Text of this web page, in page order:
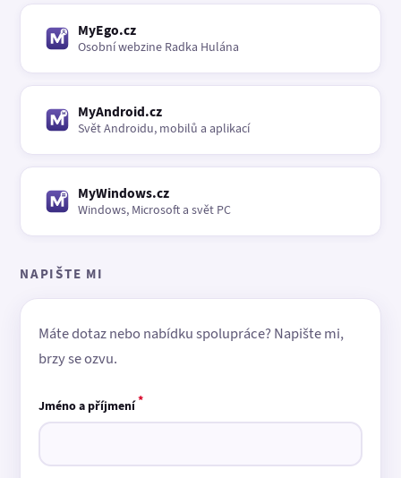
MyEgo.cz
Osobní webzine Radka Hulána
MyAndroid.cz
Svět Androidu, mobilů a aplikací
MyWindows.cz
Windows, Microsoft a svět PC
NAPIŠTE MI
Máte dotaz nebo nabídku spolupráce? Napište mi,
brzy se ozvu.
Jméno a příjmení*